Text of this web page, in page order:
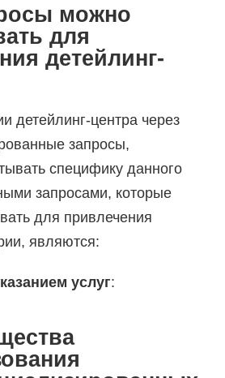
можно
для
детейлинг-
детейлинг-центра через
запросы,
специфику данного
запросами, которые
для привлечения
являются:
услуг: